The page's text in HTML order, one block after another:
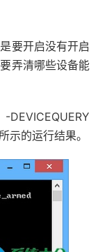
要开启没有开启
弄清哪些设备能
示的运行结果。